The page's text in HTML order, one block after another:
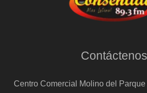
Contáctenos
Centro Comercial Molino del